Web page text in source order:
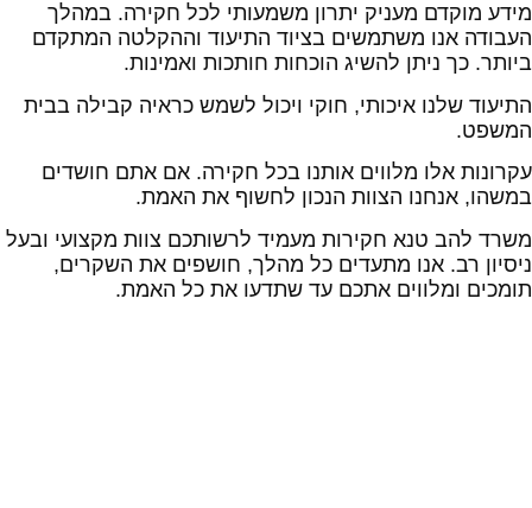
מידע מוקדם מעניק יתרון משמעותי לכל חקירה. במהלך
העבודה אנו משתמשים בציוד התיעוד וההקלטה המתקדם
ביותר. כך ניתן להשיג הוכחות חותכות ואמינות.
התיעוד שלנו איכותי, חוקי ויכול לשמש כראיה קבילה בבית
המשפט.
עקרונות אלו מלווים אותנו בכל חקירה. אם אתם חושדים
במשהו, אנחנו הצוות הנכון לחשוף את האמת.
משרד להב טנא חקירות מעמיד לרשותכם צוות מקצועי ובעל
ניסיון רב. אנו מתעדים כל מהלך, חושפים את השקרים,
תומכים ומלווים אתכם עד שתדעו את כל האמת.